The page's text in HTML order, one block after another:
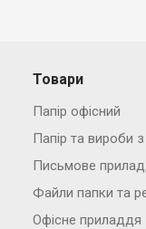
Товари
Папір офісний
Папір та вироби
Письмове
Файли папки та
Офісне приладдя